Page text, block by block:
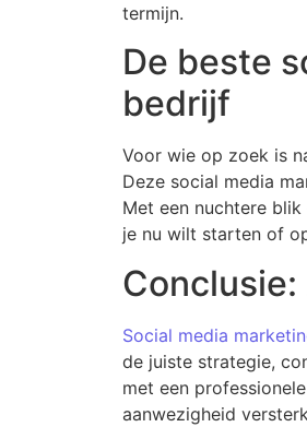
termijn.
De beste
bedrijf
Voor wie op zoek is
Deze social media
Met een nuchtere
je nu wilt starten of
Social media
de juiste strategie,
met een
aanwezigheid